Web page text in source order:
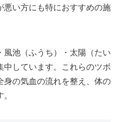
悪い方にも特におすすめの施
池（ふうち）・太陽（たい
中しています。これらのツボ
身の気血の流れを整え、体の